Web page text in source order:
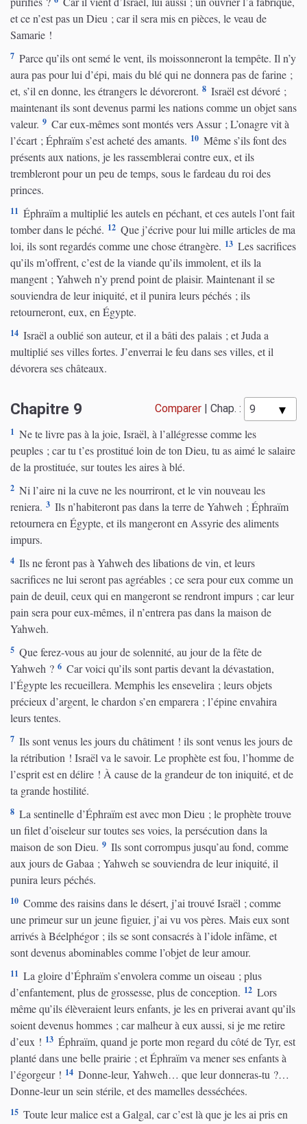
et ce n’est pas un Dieu ; car il sera mis en pièces, le veau de
Samarie !
7 Parce qu’ils ont semé le vent, ils moissonneront la tempête. Il n’y
aura pas pour lui d’épi, mais du blé qui ne donnera pas de farine ;
et, s’il en donne, les étrangers le dévoreront. 8 Israël est dévoré ;
maintenant ils sont devenus parmi les nations comme un objet sans
valeur. 9 Car eux-mêmes sont montés vers Assur ; L’onagre vit à
l’écart ; Éphraïm s’est acheté des amants. 10 Même s’ils font des
présents aux nations, je les rassemblerai contre eux, et ils
trembleront pour un peu de temps, sous le fardeau du roi des
princes.
11 Éphraïm a multiplié les autels en péchant, et ces autels l’ont fait
tomber dans le péché. 12 Que j’écrive pour lui mille articles de ma
loi, ils sont regardés comme une chose étrangère. 13 Les sacrifices
qu’ils m’offrent, c’est de la viande qu’ils immolent, et ils la
mangent ; Yahweh n’y prend point de plaisir. Maintenant il se
souviendra de leur iniquité, et il punira leurs péchés ; ils
retourneront, eux, en Égypte.
14 Israël a oublié son auteur, et il a bâti des palais ; et Juda a
multiplié ses villes fortes. J’enverrai le feu dans ses villes, et il
dévorera ses châteaux.
Chapitre 9 Comparer Chap. :
1 Ne te livre pas à la joie, Israël, à l’allégresse comme les
peuples ; car tu t’es prostitué loin de ton Dieu, tu as aimé le salaire
de la prostituée, sur toutes les aires à blé.
2 Ni l’aire ni la cuve ne les nourriront, et le vin nouveau les
reniera. 3 Ils n’habiteront pas dans la terre de Yahweh ; Éphraïm
retournera en Égypte, et ils mangeront en Assyrie des aliments
impurs.
4 Ils ne feront pas à Yahweh des libations de vin, et leurs
sacrifices ne lui seront pas agréables ; ce sera pour eux comme un
pain de deuil, ceux qui en mangeront se rendront impurs ; car leur
pain sera pour eux-mêmes, il n’entrera pas dans la maison de
Yahweh.
5 Que ferez-vous au jour de solennité, au jour de la fête de
Yahweh ? 6 Car voici qu’ils sont partis devant la dévastation,
l’Égypte les recueillera. Memphis les ensevelira ; leurs objets
précieux d’argent, le chardon s’en emparera ; l’épine envahira
leurs tentes.
7 Ils sont venus les jours du châtiment ! ils sont venus les jours de
la rétribution ! Israël va le savoir. Le prophète est fou, l’homme de
l’esprit est en délire ! À cause de la grandeur de ton iniquité, et de
ta grande hostilité.
8 La sentinelle d’Éphraïm est avec mon Dieu ; le prophète trouve
un filet d’oiseleur sur toutes ses voies, la persécution dans la
maison de son Dieu. 9 Ils sont corrompus jusqu’au fond, comme
aux jours de Gabaa ; Yahweh se souviendra de leur iniquité, il
punira leurs péchés.
10 Comme des raisins dans le désert, j’ai trouvé Israël ; comme
une primeur sur un jeune figuier, j’ai vu vos pères. Mais eux sont
arrivés à Béelphégor ; ils se sont consacrés à l’idole infâme, et
sont devenus abominables comme l’objet de leur amour.
11 La gloire d’Éphraïm s’envolera comme un oiseau ; plus
d’enfantement, plus de grossesse, plus de conception. 12 Lors
même qu’ils élèveraient leurs enfants, je les en priverai avant qu’ils
soient devenus hommes ; car malheur à eux aussi, si je me retire
d’eux ! 13 Éphraïm, quand je porte mon regard du côté de Tyr, est
planté dans une belle prairie ; et Éphraïm va mener ses enfants à
l’égorgeur ! 14 Donne-leur, Yahweh… que leur donneras-tu ?…
Donne-leur un sein stérile, et des mamelles desséchées.
15 Toute leur malice est a Galgal, car c’est là que je les ai pris en